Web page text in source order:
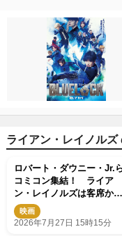
ライアン・レイノルズ
ロバート・ダウニー・Jr.
コミコン集結！ ライア
ン・レイノルズは客席から
乱入 『アベンジャーズ／
ドゥームズデイ』新ビジュ
映画
2026年7月27日 15時15分